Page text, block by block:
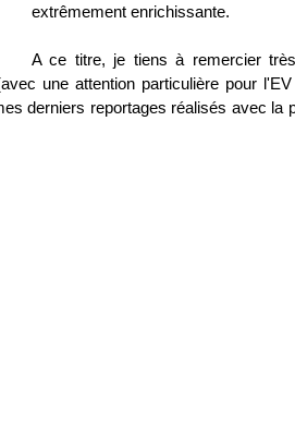
extrêmement enrichissante.
A ce titre, je tiens à remercier
une attention particulière pour
derniers reportages réalisés avec la